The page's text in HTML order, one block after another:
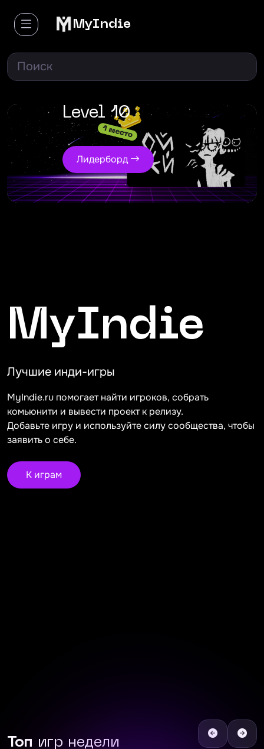
MyIndie
Level 10
Лидерборд
MyIndie
Лучшие инди-игры
MyIndie.ru помогает найти игроков, собрать
комьюнити и вывести проект к релизу.
Добавьте игру и используйте силу сообщества, чтобы
заявить о себе.
К играм
Топ игр недели